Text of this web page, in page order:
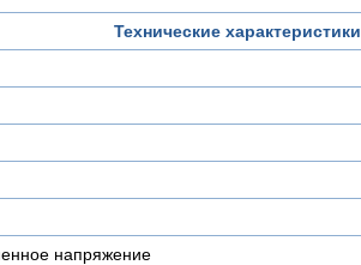
Технические характеристики
напряжение